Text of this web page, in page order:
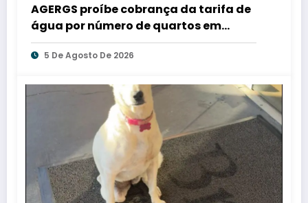
AGERGS proíbe cobrança da tarifa de
água por número de quartos em
hotéis
5 De Agosto De 2026